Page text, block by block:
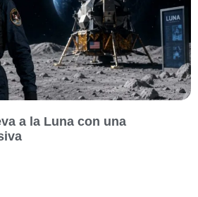
a la Luna con una